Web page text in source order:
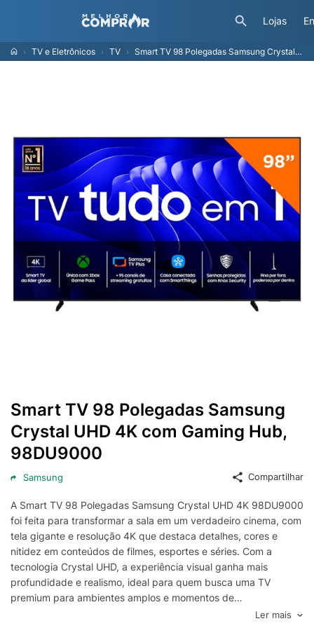
Lojas
TV e Eletrônicos TV Smart TV 98 Polegadas Samsung Crystal UHD 4K com Gaming Hub, 98DU9000
Smart TV 98 Polegadas Samsung
Crystal UHD 4K com Gaming Hub,
98DU9000
Samsung Compartilhar
A Smart TV 98 Polegadas Samsung Crystal UHD 4K 98DU9000
foi feita para transformar a sala em um verdadeiro cinema, com
tela gigante e resolução 4K que destaca detalhes, cores e
nitidez em conteúdos de filmes, esportes e séries. Com a
tecnologia Crystal UHD, a experiência visual ganha mais
profundidade e realismo, ideal para quem busca uma TV
premium para ambientes amplos e momentos de
Ler mais